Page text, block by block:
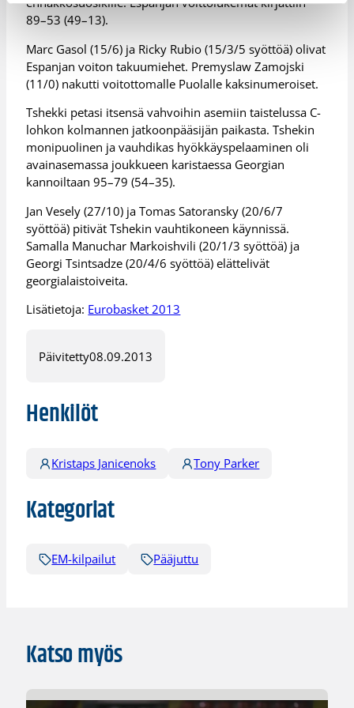
89–53 (49–13).
Marc Gasol (15/6) ja Ricky Rubio (15/3/5 syöttöä) olivat
Espanjan voiton takuumiehet. Premyslaw Zamojski
(11/0) nakutti voitottomalle Puolalle kaksinumeroiset.
Tshekki petasi itsensä vahvoihin asemiin taistelussa C-
lohkon kolmannen jatkoonpääsijän paikasta. Tshekin
monipuolinen ja vauhdikas hyökkäyspelaaminen oli
avainasemassa joukkueen karistaessa Georgian
kannoiltaan 95–79 (54–35).
Jan Vesely (27/10) ja Tomas Satoransky (20/6/7
syöttöä) pitivät Tshekin vauhtikoneen käynnissä.
Samalla Manuchar Markoishvili (20/1/3 syöttöä) ja
Georgi Tsintsadze (20/4/6 syöttöä) elättelivät
georgialaistoiveita.
Lisätietoja: Eurobasket 2013
Päivitetty08.09.2013
Henkilöt
Kristaps Janicenoks Tony Parker
Kategoriat
EM-kilpailut Pääjuttu
Katso myös